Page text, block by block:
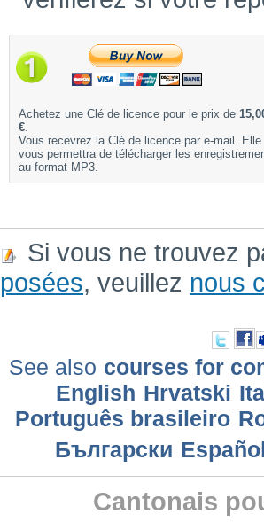
Achetez une Clé de licence pour le prix de
€.
Vous recevrez la Clé de licence par e-mail. Elle
vous permettra de télécharger les
au format MP3.
Si vous ne trouvez
posées, veuillez nous
See also courses for
English Hrvatski
Português brasileiro
Български
Cantonais